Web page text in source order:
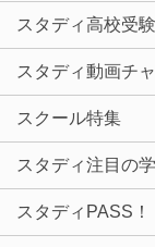
スタディ高校受
スタディ動画チ
スクール特集
スタディ注目の
スタディPASS！